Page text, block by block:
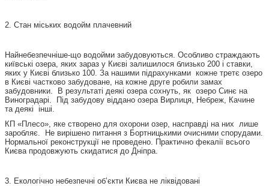
2. Стан міських водойм плачевний
Найнебезпечніше-що водойми забудовуються. Особливо страждають
київські озера, яких зараз у Києві залишилося близько 200 і ставки,
яких у Києві близько 100. За нашими підрахунками кожне третє озеро
в Києві частково забудоване, на кожне друге робили замах
забудовники. В результаті деякі озера сохнуть, як озеро Синє на
Виноградарі. Під забудову віддано озера Вирлиця, Небреж, Качине
та деякі інші.
КП «Плесо», яке створено для охорони озер, насправді на них лише
заробляє. Не вирішено питання з Бортницькими очисними спорудами.
Нормальної реконструкції не проведено. Практично фекалії всього
Києва продовжують скидатися до Дніпра.
3. Екологічно небезпечні об’єкти Києва не ліквідовані